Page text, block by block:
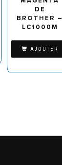
DE
BROTHER –
LC1000M
AJOUTER